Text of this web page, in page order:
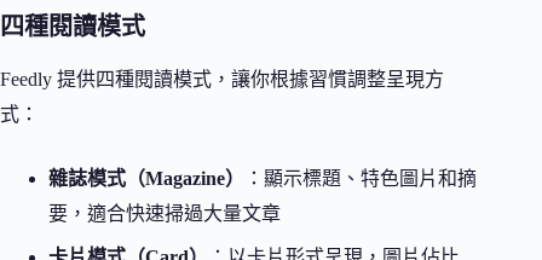
四種閱讀模式
Feedly 提供四種閱讀模式，讓你根據習慣調整呈現方
式：
雜誌模式（Magazine）
：顯示標題、特色圖片和摘
要，適合快速掃過大量文章